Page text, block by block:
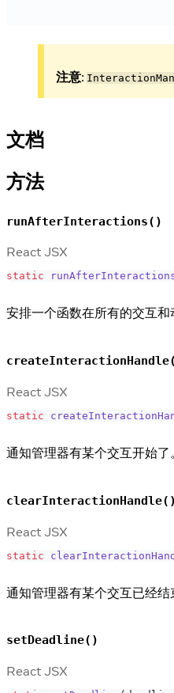
注意:
文档
方法
runAfterInteractions()
React JSX
static
安排一个函数在所有的交互
React JSX
static
通知管理器有某个交互开始了。
clearInteractionHandle()
React JSX
static
通知管理器有某个交互已经结
setDeadline()
React JSX